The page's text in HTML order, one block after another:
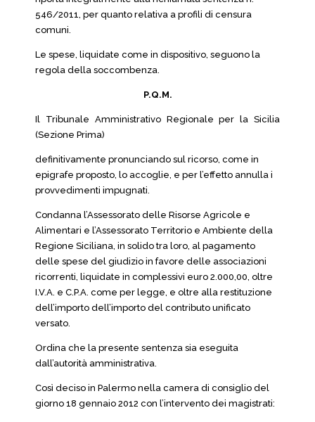
546/2011, per quanto relativa a profili di censura
comuni.
Le spese, liquidate come in dispositivo, seguono la
regola della soccombenza.
P.Q.M.
Il Tribunale Amministrativo Regionale per la Sicilia
(Sezione Prima)
definitivamente pronunciando sul ricorso, come in
epigrafe proposto, lo accoglie, e per l’effetto annulla i
provvedimenti impugnati.
Condanna l’Assessorato delle Risorse Agricole e
Alimentari e l’Assessorato Territorio e Ambiente della
Regione Siciliana, in solido tra loro, al pagamento
delle spese del giudizio in favore delle associazioni
ricorrenti, liquidate in complessivi euro 2.000,00, oltre
I.V.A. e C.P.A. come per legge, e oltre alla restituzione
dell’importo dell’importo del contributo unificato
versato.
Ordina che la presente sentenza sia eseguita
dall’autorità amministrativa.
Così deciso in Palermo nella camera di consiglio del
giorno 18 gennaio 2012 con l’intervento dei magistrati: